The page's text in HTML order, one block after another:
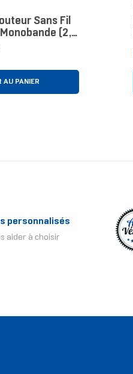
Sans Fil
(2,4
AU PANIER
personnalisés
aider à choisir